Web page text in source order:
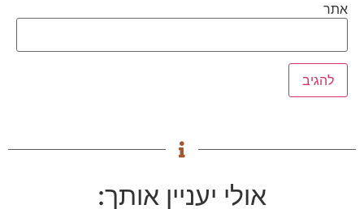
אתר
אולי יעניין אותך: